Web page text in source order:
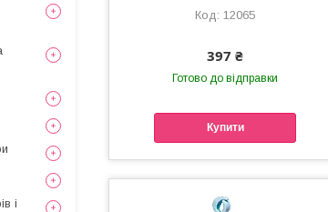
12065
397 ₴
Готово до відправки
Купити
і